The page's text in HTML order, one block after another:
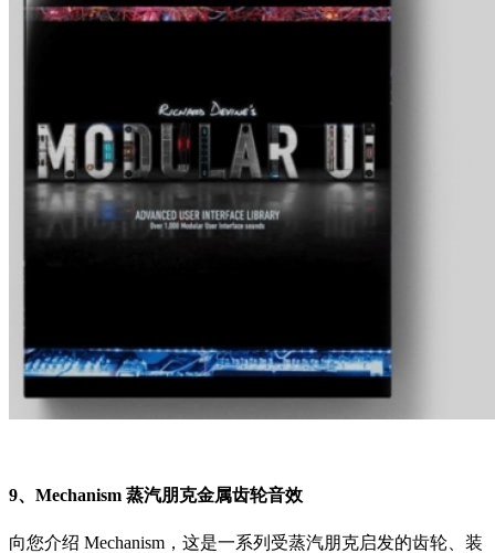
9、Mechanism 蒸汽朋克金属齿轮音效
向您介绍 Mechanism，这是一系列受蒸汽朋克启发的齿轮、装